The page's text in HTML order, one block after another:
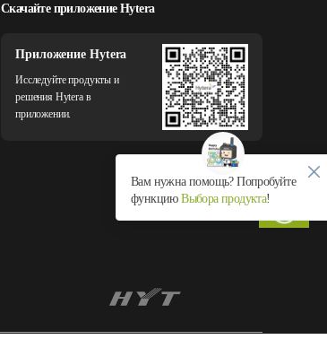
Скачайте приложение Hytera
Приложение Hytera
Исследуйте продукты и
решения Hytera в
приложении.
Вам нужна помощь? Попробуйте
функциюВыбора продукта!